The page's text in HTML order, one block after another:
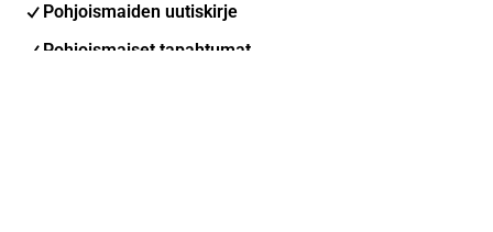
Pohjoismaiden uutiskirje
Pohjoismaiset tapahtumat